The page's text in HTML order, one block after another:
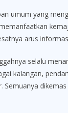
umum yang
arus
selalu
kalangan,
Semuanya